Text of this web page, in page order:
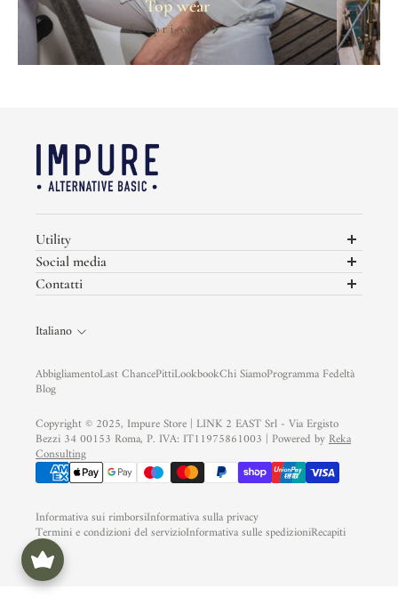
Top wear
Scopri ora
Utility
Programma Fedeltà
Termini e Condizioni
Privacy Policy
Garanzia Trusted Shops
Ready to Wear
Modulo di Reso
Social media
Non perderti i nuovi Look in uscita di Impure sui nostri social
Contatti
Italiano
AbbigliamentoLast ChancePittiLookbookChi SiamoProgramma Fedeltà
Blog
Copyright © 2025, Impure Store | LINK 2 EAST Srl - Via Ergisto
Bezzi 34 00153 Roma, P. IVA: IT11975861003 | Powered byReka
Consulting
Informativa sui rimborsiInformativa sulla privacy
Termini e condizioni del servizioInformativa sulle spedizioniRecapiti